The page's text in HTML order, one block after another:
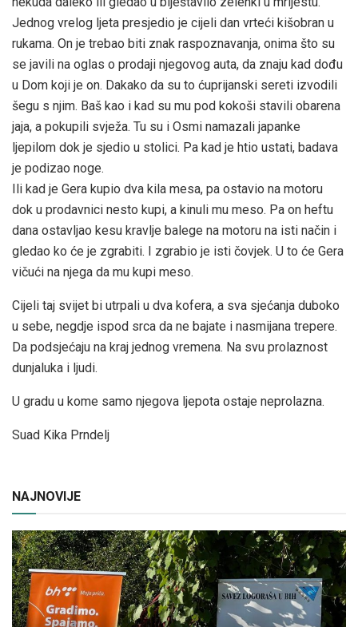
Jednog vrelog ljeta presjedio je cijeli dan vrteći kišobran u
rukama. On je trebao biti znak raspoznavanja, onima što su
se javili na oglas o prodaji njegovog auta, da znaju kad dođu
u Dom koji je on. Dakako da su to ćuprijanski sereti izvodili
šegu s njim. Baš kao i kad su mu pod kokoši stavili obarena
jaja, a pokupili svježa. Tu su i Osmi namazali japanke
ljepilom dok je sjedio u stolici. Pa kad je htio ustati, badava
je podizao noge.
Ili kad je Gera kupio dva kila mesa, pa ostavio na motoru
dok u prodavnici nesto kupi, a kinuli mu meso. Pa on heftu
dana ostavljao kesu kravlje balege na motoru na isti način i
gledao ko će je zgrabiti. I zgrabio je isti čovjek. U to će Gera
vičući na njega da mu kupi meso.
Cijeli taj svijet bi utrpali u dva kofera, a sva sjećanja duboko
u sebe, negdje ispod srca da ne bajate i nasmijana trepere.
Da podsjećaju na kraj jednog vremena. Na svu prolaznost
dunjaluka i ljudi.
U gradu u kome samo njegova ljepota ostaje neprolazna.
Suad Kika Prndelj
NAJNOVIJE